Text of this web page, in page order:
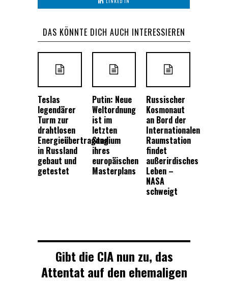
DAS KÖNNTE DICH AUCH INTERESSIEREN
Teslas
legendärer
Turm zur
drahtlosen
Energieübertragung
in Russland
gebaut und
getestet
Putin: Neue
Weltordnung
ist im
letzten
Stadium
ihres
europäischen
Masterplans
Russischer
Kosmonaut
an Bord der
Internationalen
Raumstation
findet
außerirdisches
Leben –
NASA
schweigt
Gibt die CIA nun zu, das
Attentat auf den ehemaligen